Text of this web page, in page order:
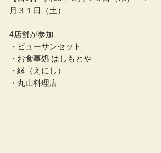
月３１日（土）
4店舗が参加
・ビューサンセット
・お食事処 はしもとや
・縁（えにし）
・丸山料理店